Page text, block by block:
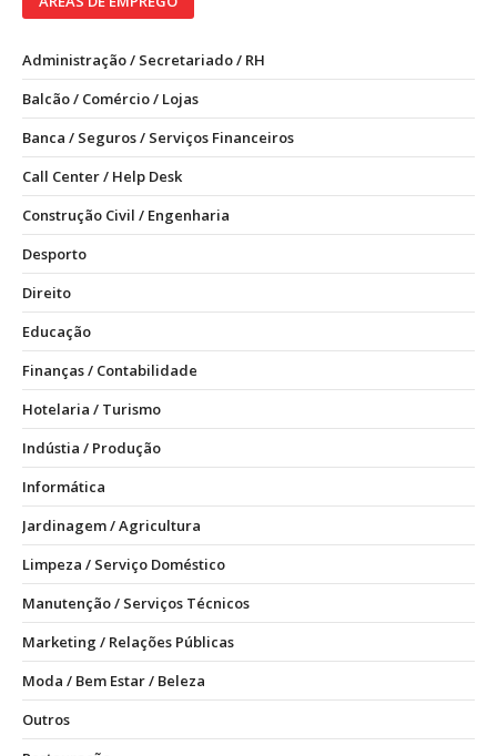
Administração / Secretariado / RH
Balcão / Comércio / Lojas
Banca / Seguros / Serviços Financeiros
Call Center / Help Desk
Construção Civil / Engenharia
Desporto
Direito
Educação
Finanças / Contabilidade
Hotelaria / Turismo
Indústia / Produção
Informática
Jardinagem / Agricultura
Limpeza / Serviço Doméstico
Manutenção / Serviços Técnicos
Marketing / Relações Públicas
Moda / Bem Estar / Beleza
Outros